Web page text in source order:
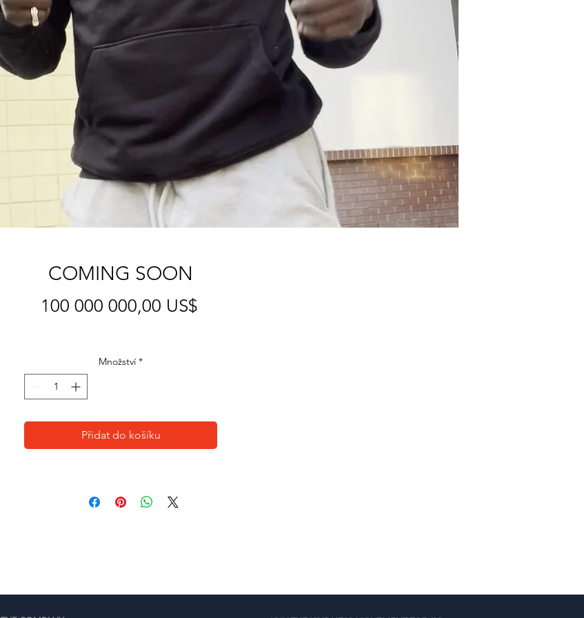
COMING SOON
100 000 000,00 US$Cena
Množství *
Přidat do košíku